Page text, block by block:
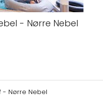
- Nørre Nebel
- Nørre Nebel